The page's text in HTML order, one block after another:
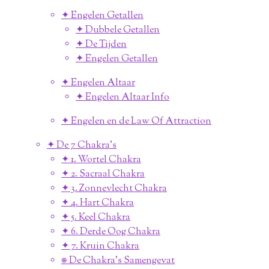
✦ Engelen Getallen
✦ Dubbele Getallen
✦ De Tijden
✦ Engelen Getallen
✦ Engelen Altaar
✦ Engelen Altaar Info
✦ Engelen en de Law Of Attraction
✦ De 7 Chakra's
✦ 1. Wortel Chakra
✦ 2. Sacraal Chakra
✦ 3. Zonnevlecht Chakra
✦ 4. Hart Chakra
✦ 5. Keel Chakra
✦ 6. Derde Oog Chakra
✦ 7. Kruin Chakra
⎈ De Chakra's Samengevat